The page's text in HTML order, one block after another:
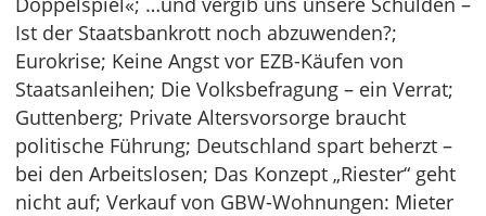
Ist der Staatsbankrott noch abzuwenden?;
Eurokrise; Keine Angst vor EZB-Käufen von
Staatsanleihen; Die Volksbefragung – ein Verrat;
Guttenberg; Private Altersvorsorge braucht
politische Führung; Deutschland spart beherzt –
bei den Arbeitslosen; Das Konzept „Riester“ geht
nicht auf; Verkauf von GBW-Wohnungen: Mieter